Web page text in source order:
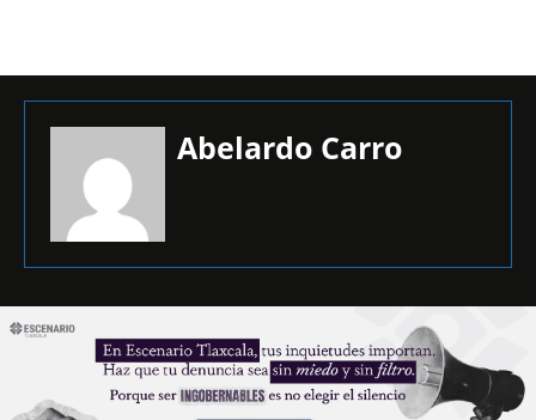
Abelardo Carro